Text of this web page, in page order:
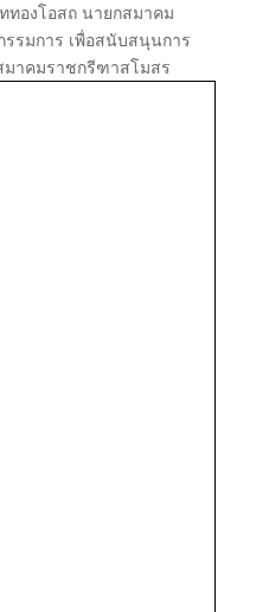
ทองโอสถ นายกสมาคม
รมการ เพื่อสนับสนุนการ
าคมราชกรีฑาสโมสร